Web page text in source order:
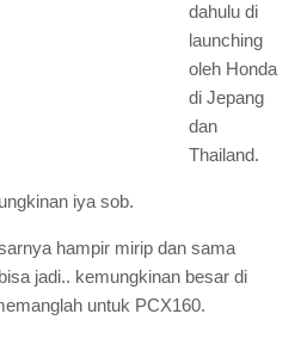
dahulu di
launching
oleh Honda
di Jepang
dan
Thailand.
iya sob.
hampir mirip dan sama
jadi.. kemungkinan besar di
untuk PCX160.